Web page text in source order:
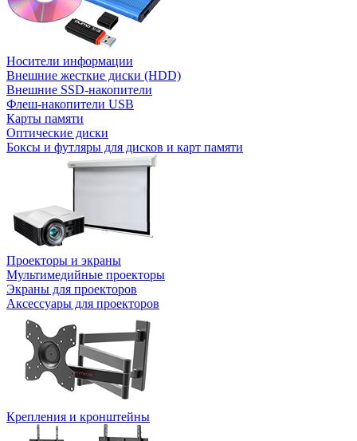
Носители информации
Внешние жесткие диски (HDD)
Внешние SSD-накопители
Флеш-накопители USB
Карты памяти
Оптические диски
Боксы и футляры для дисков и карт памяти
Проекторы и экраны
Мультимедийные проекторы
Экраны для проекторов
Аксессуары для проекторов
Крепления и кронштейны